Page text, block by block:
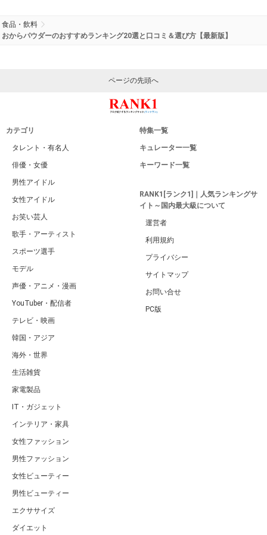
食品・飲料
おからパウダーのおすすめランキング20選と口コミ＆選び方【最新版】
ページの先頭へ
カテゴリ
タレント・有名人
俳優・女優
男性アイドル
女性アイドル
お笑い芸人
歌手・アーティスト
スポーツ選手
モデル
声優・アニメ・漫画
YouTuber・配信者
テレビ・映画
韓国・アジア
海外・世界
生活雑貨
家電製品
IT・ガジェット
インテリア・家具
女性ファッション
男性ファッション
女性ビューティー
男性ビューティー
エクササイズ
ダイエット
特集一覧
キュレーター一覧
キーワード一覧
RANK1[ランク1]｜人気ランキングサ
イト～国内最大級について
運営者
利用規約
プライバシー
サイトマップ
お問い合せ
PC版